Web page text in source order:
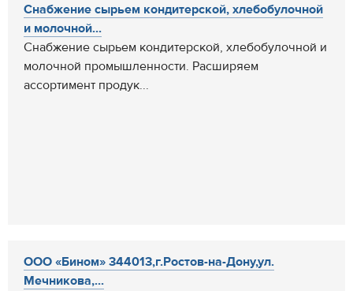
Cнабжение сырьем кондитерской, хлебобулочной
и молочной...
Cнабжение сырьем кондитерской, хлебобулочной и
молочной промышленности. Расширяем
ассортимент продук...
ООО «Бином» 344013,г.Ростов-на-Дону,ул.
Мечникова,...